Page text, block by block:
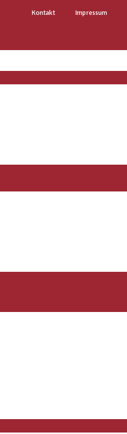
Kontakt Impressum